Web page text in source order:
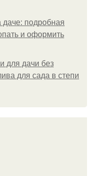
даче: подробная
и оформить
для дачи без
для сада в степи